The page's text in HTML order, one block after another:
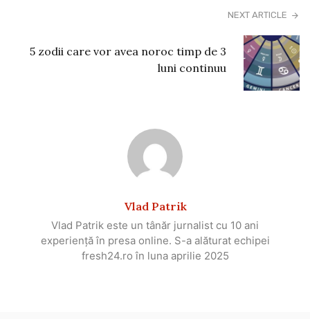
NEXT ARTICLE
5 zodii care vor avea noroc timp de 3
luni continuu
Vlad Patrik
Vlad Patrik este un tânăr jurnalist cu 10 ani
experiență în presa online. S-a alăturat echipei
fresh24.ro în luna aprilie 2025